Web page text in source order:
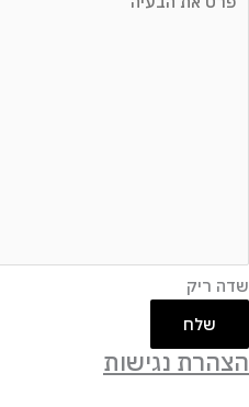
שדה ריק
שלח
הצהרת נגישות